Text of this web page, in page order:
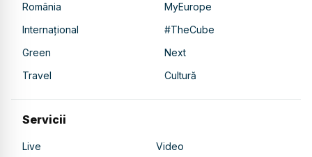
România
MyEurope
Internațional
#TheCube
Green
Next
Travel
Cultură
Servicii
Live
Video